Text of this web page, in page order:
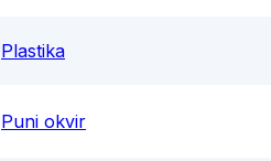
Plastika
Puni okvir